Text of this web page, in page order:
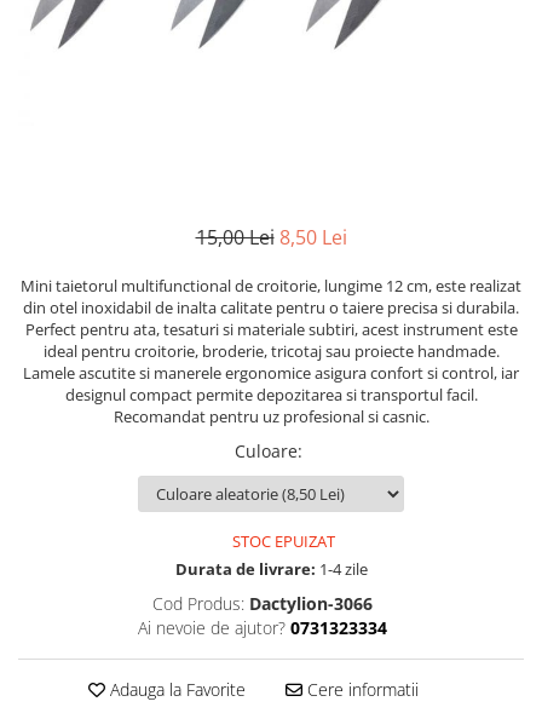
15,00 Lei 8,50 Lei
Mini taietorul multifunctional de croitorie, lungime 12 cm, este realizat
din otel inoxidabil de inalta calitate pentru o taiere precisa si durabila.
Perfect pentru ata, tesaturi si materiale subtiri, acest instrument este
ideal pentru croitorie, broderie, tricotaj sau proiecte handmade.
Lamele ascutite si manerele ergonomice asigura confort si control, iar
designul compact permite depozitarea si transportul facil.
Recomandat pentru uz profesional si casnic.
Culoare:
STOC EPUIZAT
Durata de livrare: 1-4 zile
Cod Produs: Dactylion-3066
Ai nevoie de ajutor? 0731323334
Adauga la Favorite Cere informatii